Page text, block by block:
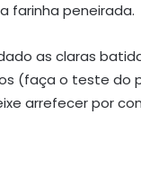
farinha peneirada.
as claras
(faça o teste do
arrefecer por